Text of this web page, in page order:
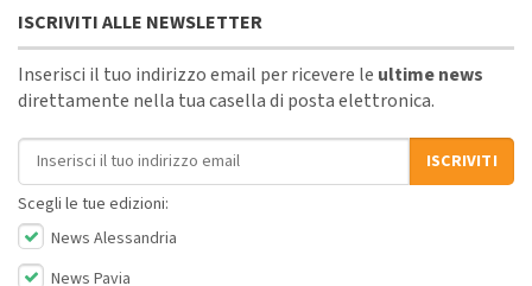
ISCRIVITI ALLE NEWSLETTER
Inserisci il tuo indirizzo email per ricevere le ultime news
direttamente nella tua casella di posta elettronica.
Indirizzo email
ISCRIVITI
Scegli le tue edizioni:
News Alessandria
News Pavia